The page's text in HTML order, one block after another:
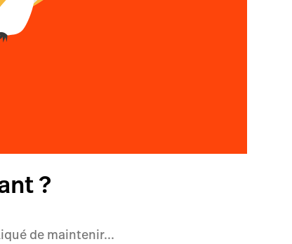
?
de maintenir...